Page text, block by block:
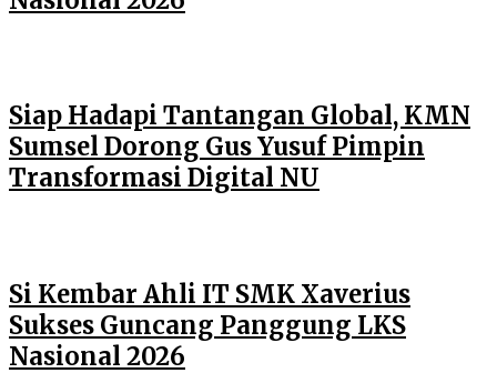
Siap Hadapi Tantangan Global, KMN
Sumsel Dorong Gus Yusuf Pimpin
Transformasi Digital NU
Si Kembar Ahli IT SMK Xaverius
Sukses Guncang Panggung LKS
Nasional 2026